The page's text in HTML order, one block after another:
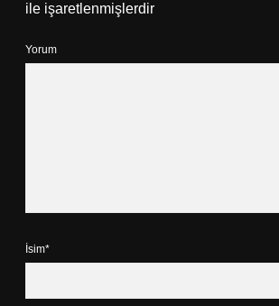
ile işaretlenmişlerdir
Yorum
İsim*